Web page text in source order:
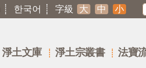
한국어 字級 大 中 小
淨土文庫 淨土宗叢書 法寶